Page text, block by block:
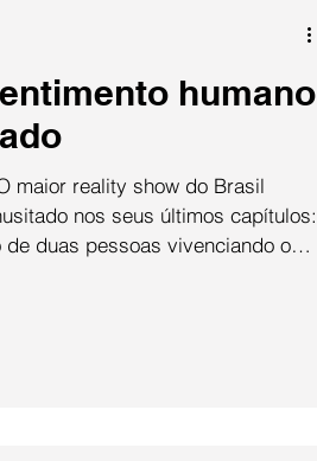
humano
maior reality show do Brasil
nos seus últimos capítulos:
duas pessoas vivenciando o